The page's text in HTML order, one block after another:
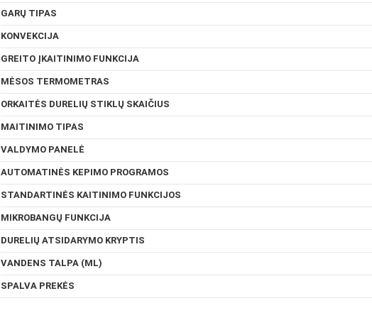
GARŲ TIPAS
KONVEKCIJA
GREITO ĮKAITINIMO FUNKCIJA
MĖSOS TERMOMETRAS
ORKAITĖS DURELIŲ STIKLŲ SKAIČIUS
MAITINIMO TIPAS
VALDYMO PANELĖ
AUTOMATINĖS KEPIMO PROGRAMOS
STANDARTINĖS KAITINIMO FUNKCIJOS
MIKROBANGŲ FUNKCIJA
DURELIŲ ATSIDARYMO KRYPTIS
VANDENS TALPA (ML)
SPALVA PREKĖS